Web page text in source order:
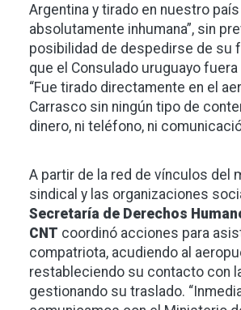
Argentina y tirado en nuestro
absolutamente inhumana”, sin
posibilidad de despedirse de su
que el Consulado uruguayo
“Fue tirado directamente en el
Carrasco sin ningún tipo de
dinero, ni teléfono, ni
A partir de la red de vínculos del
sindical y las organizaciones
Secretaría de Derechos
CNT coordinó acciones para
compatriota, acudiendo al
restableciendo su contacto con
gestionando su traslado.